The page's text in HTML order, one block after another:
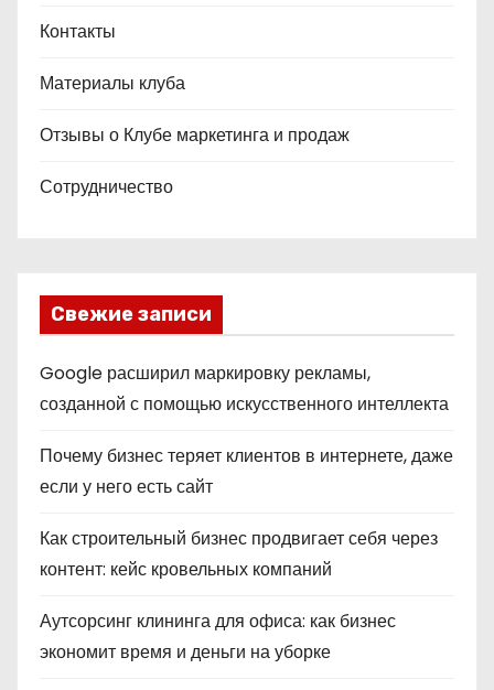
Контакты
Материалы клуба
Отзывы о Клубе маркетинга и продаж
Сотрудничество
Свежие записи
Google расширил маркировку рекламы,
созданной с помощью искусственного интеллекта
Почему бизнес теряет клиентов в интернете, даже
если у него есть сайт
Как строительный бизнес продвигает себя через
контент: кейс кровельных компаний
Аутсорсинг клининга для офиса: как бизнес
экономит время и деньги на уборке